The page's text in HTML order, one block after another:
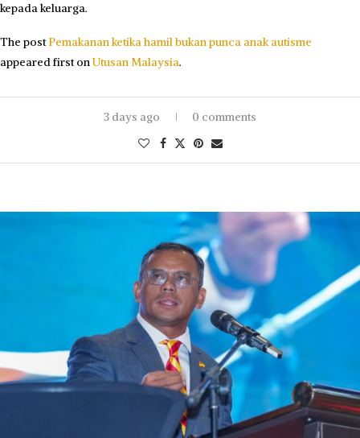
kepada keluarga.
The postPemakanan ketika hamil bukan punca anak autisme
appeared first onUtusan Malaysia.
3 days ago 0 comments